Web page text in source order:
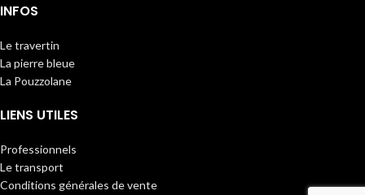
INFOS
Le travertin
La pierre bleue
La Pouzzolane
LIENS UTILES
Professionnels
Le transport
Conditions générales de vente